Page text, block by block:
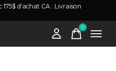
d'achat CA : Livraison
0items